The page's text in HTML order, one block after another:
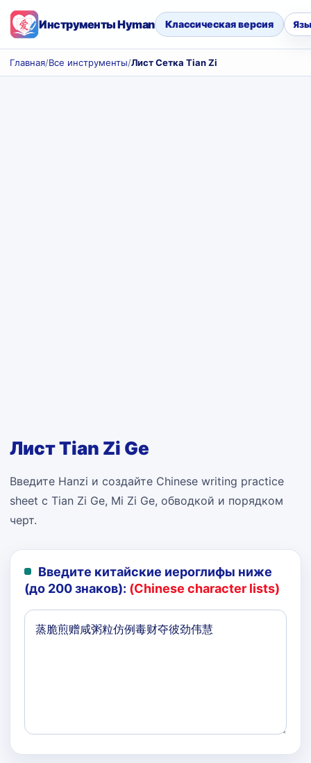
Инструменты Hyman Классическая версия
Главная/Все инструменты/Лист Сетка Tian Zi
Лист Tian Zi Ge
Введите Hanzi и создайте Chinese writing practice
sheet с Tian Zi Ge, Mi Zi Ge, обводкой и порядком
черт.
Введите китайские иероглифы ниже
(до 200 знаков): (Chinese character lists)